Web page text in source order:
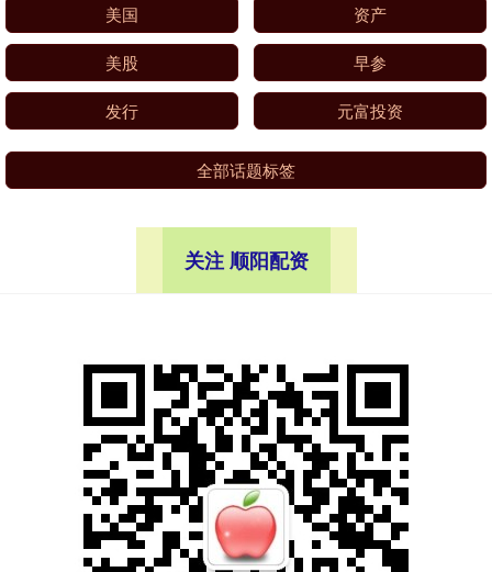
美国 资产
美股 早参
发行 元富投资
全部话题标签
关注 顺阳配资